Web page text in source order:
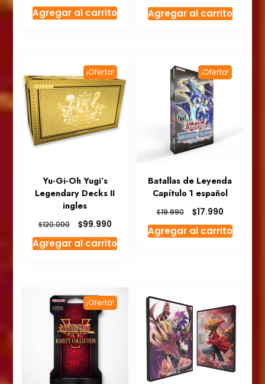
original actual
Agregar al carrito Agregar al carrito
¡Oferta!
Yu-Gi-Oh Yugi’s
Legendary Decks II
ingles
$120.000
precio
original
$99.990El
precio
actual
Agregar al carrito
¡Oferta!
Batallas de Leyenda
Capítulo 1 español
$19.990
precio
original
$17.990El
precio
actual
Agregar al carrito
¡Oferta!